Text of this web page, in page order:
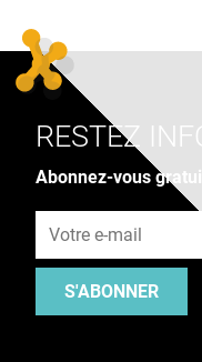
RESTEZ
Abonnez-vous
S'ABONNER